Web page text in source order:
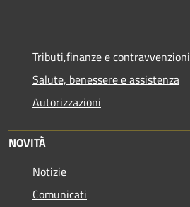
Tributi,finanze e contravvenzioni
Salute, benessere e assistenza
Autorizzazioni
NOVITÀ
Notizie
Comunicati